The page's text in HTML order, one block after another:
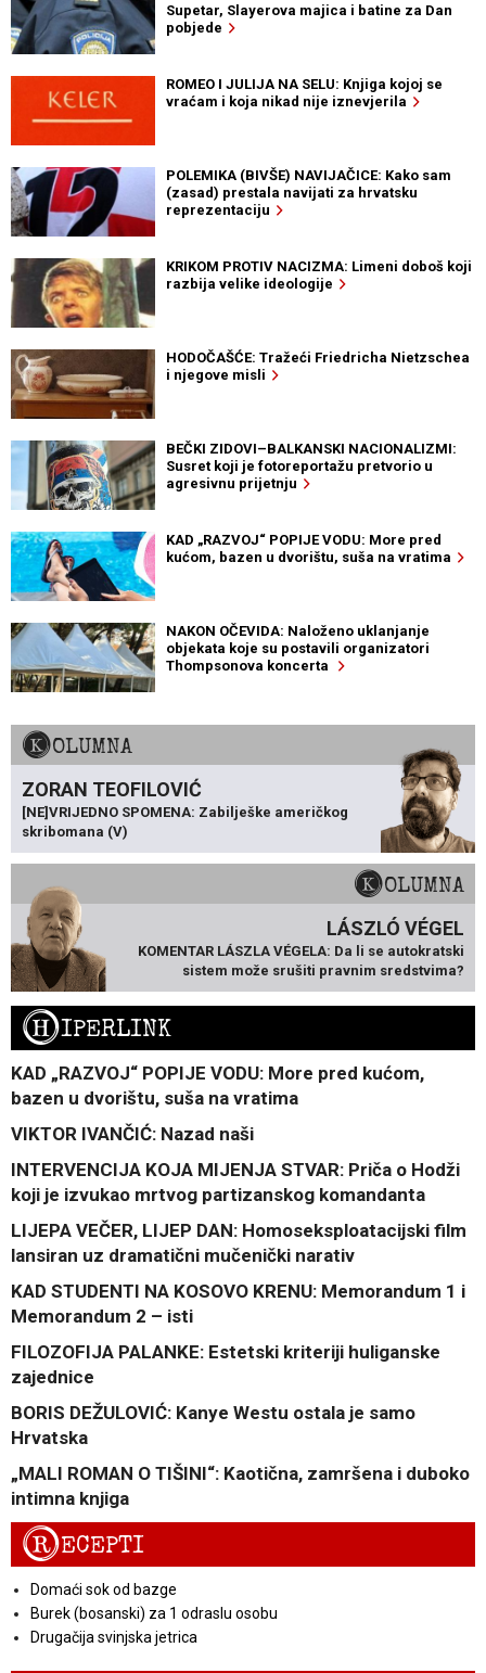
Supetar, Slayerova majica i batine za Dan
pobjede
ROMEO I JULIJA NA SELU: Knjiga kojoj se
vraćam i koja nikad nije iznevjerila
POLEMIKA (BIVŠE) NAVIJAČICE: Kako sam
(zasad) prestala navijati za hrvatsku
reprezentaciju
KRIKOM PROTIV NACIZMA: Limeni doboš koji
razbija velike ideologije
HODOČAŠĆE: Tražeći Friedricha Nietzschea
i njegove misli
BEČKI ZIDOVI–BALKANSKI NACIONALIZMI:
Susret koji je fotoreportažu pretvorio u
agresivnu prijetnju
KAD „RAZVOJ“ POPIJE VODU: More pred
kućom, bazen u dvorištu, suša na vratima
NAKON OČEVIDA: Naloženo uklanjanje
objekata koje su postavili organizatori
Thompsonova koncerta
KOLUMNA
ZORAN TEOFILOVIĆ
[NE]VRIJEDNO SPOMENA: Zabilješke američkog
skribomana (V)
KOLUMNA
LÁSZLÓ VÉGEL
KOMENTAR LÁSZLA VÉGELA: Da li se autokratski
sistem može srušiti pravnim sredstvima?
HIPERLINK
KAD „RAZVOJ“ POPIJE VODU: More pred kućom,
bazen u dvorištu, suša na vratima
VIKTOR IVANČIĆ: Nazad naši
INTERVENCIJA KOJA MIJENJA STVAR: Priča o Hodži
koji je izvukao mrtvog partizanskog komandanta
LIJEPA VEČER, LIJEP DAN: Homoseksploatacijski film
lansiran uz dramatični mučenički narativ
KAD STUDENTI NA KOSOVO KRENU: Memorandum 1 i
Memorandum 2 – isti
FILOZOFIJA PALANKE: Estetski kriteriji huliganske
zajednice
BORIS DEŽULOVIĆ: Kanye Westu ostala je samo
Hrvatska
„MALI ROMAN O TIŠINI“: Kaotična, zamršena i duboko
intimna knjiga
RECEPTI
Domaći sok od bazge
Burek (bosanski) za 1 odraslu osobu
Drugačija svinjska jetrica